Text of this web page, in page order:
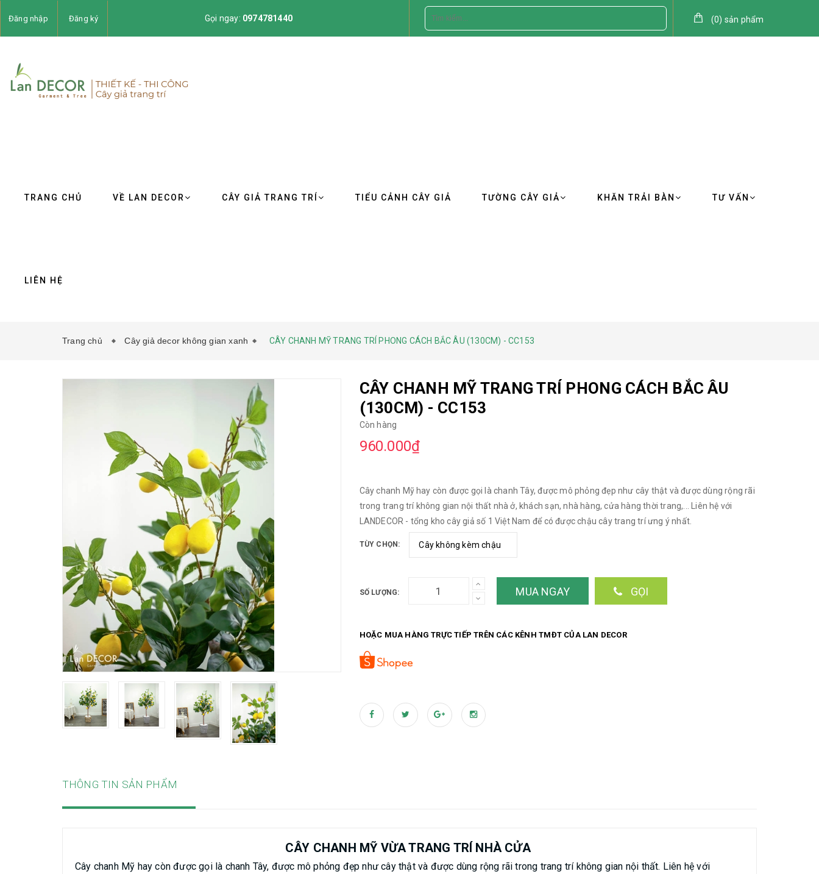
Đăng nhập Đăng ký Gọi ngay: 0974781440 (0) sản phẩm
TRANG CHỦ VỀ LAN DECOR CÂY GIẢ TRANG TRÍ TIỂU CẢNH CÂY GIẢ TƯỜNG CÂY GIẢ KHĂN TRẢI BÀN TƯ VẤN
LIÊN HỆ
Trang chủ Cây giả decor không gian xanh CÂY CHANH MỸ TRANG TRÍ PHONG CÁCH BẮC ÂU (130CM) - CC153
CÂY CHANH MỸ TRANG TRÍ PHONG CÁCH BẮC ÂU
(130CM) - CC153
Còn hàng
960.000₫
Cây chanh Mỹ hay còn được gọi là chanh Tây, được mô phỏng đẹp như cây thật và được dùng rộng rãi
trong trang trí không gian nội thất nhà ở, khách sạn, nhà hàng, cửa hàng thời trang,... Liên hệ với
LANDECOR - tổng kho cây giả số 1 Việt Nam để có được chậu cây trang trí ưng ý nhất.
TÙY CHỌN:
SỐ LƯỢNG: MUA NGAY GỌI
HOẶC MUA HÀNG TRỰC TIẾP TRÊN CÁC KÊNH TMĐT CỦA LAN DECOR
THÔNG TIN SẢN PHẨM
CÂY CHANH MỸ VỪA TRANG TRÍ NHÀ CỬA
Cây chanh Mỹ hay còn được gọi là chanh Tây, được mô phỏng đẹp như cây thật và được dùng rộng rãi trong trang trí không gian nội thất. Liên hệ với